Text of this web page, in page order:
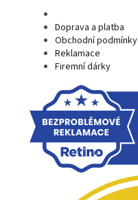
Doprava a platba
Obchodní podmínky
Reklamace
Firemní dárky